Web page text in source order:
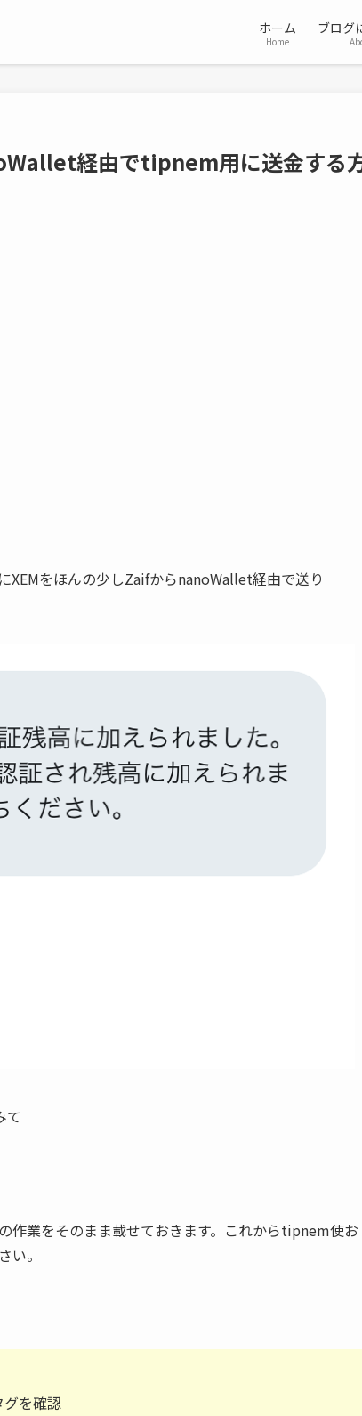
ホーム
Home
ブログ
経由でtipnem用に送金する
XEMをほんの少しZaifからnanoWallet経由で送り
て
作業をそのまま載せておきます。これからtipnem使お
い。
を確認